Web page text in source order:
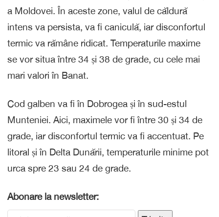
a Moldovei. În aceste zone, valul de căldură
intens va persista, va fi caniculă, iar disconfortul
termic va rămâne ridicat. Temperaturile maxime
se vor situa între 34 și 38 de grade, cu cele mai
mari valori în Banat.
Cod galben va fi în Dobrogea și în sud-estul
Munteniei. Aici, maximele vor fi între 30 și 34 de
grade, iar disconfortul termic va fi accentuat. Pe
litoral și în Delta Dunării, temperaturile minime pot
urca spre 23 sau 24 de grade.
Abonare la newsletter: